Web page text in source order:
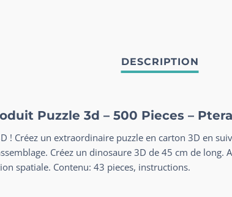
Puzzle 3d – 500 Pieces –
! Créez un extraordinaire puzzle en carton 3D en
Créez un dinosaure 3D de 45 cm de long.
spatiale. Contenu: 43 pieces, instructions.